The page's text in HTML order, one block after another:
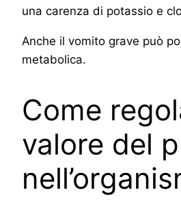
una carenza di potassio e
Anche il vomito grave può
metabolica.
Come
valore del